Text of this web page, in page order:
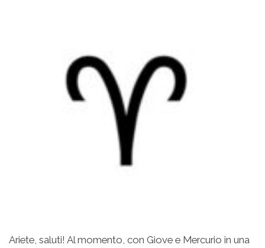
Ariete, saluti! Al momento, con Giove e Mercurio in una